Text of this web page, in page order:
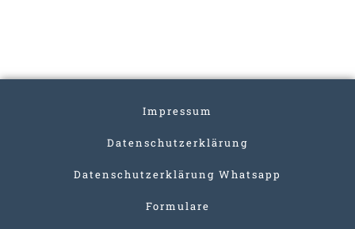
Impressum
Datenschutzerklärung
Datenschutzerklärung Whatsapp
Formulare